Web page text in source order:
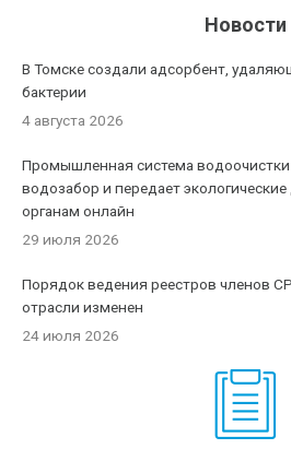
Новости
В Томске создали адсорбент,
бактерии
4 августа 2026
Промышленная система
водозабор и передает
органам онлайн
29 июля 2026
Порядок ведения реестров членов
отрасли изменен
24 июля 2026